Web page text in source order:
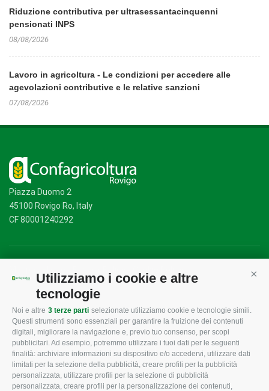
Utilizziamo i cookie e altre
tecnologie
Noi e altre 3 terze parti selezionate utilizziamo cookie e tecnologie simili.
Questi strumenti sono essenziali per garantire la fruizione dei contenuti
digitali, migliorare la navigazione e, previo tuo consenso, per scopi
pubblicitari. Ad esempio, potremmo utilizzare i tuoi dati per le seguenti
finalità: archiviare informazioni su dispositivo e/o accedervi, utilizzare dati
limitati per la selezione della pubblicità, creare profili per la pubblicità
personalizzata, utilizzare profili per la selezione di pubblicità
personalizzata, creare profili per la personalizzazione dei contenuti,
Riduzione contributiva per ultrasessantacinquenni
pensionati INPS
08/08/2026
Lavoro in agricoltura - Le condizioni per accedere alle
agevolazioni contributive e le relative sanzioni
07/08/2026
Piazza Duomo 2
45100 Rovigo Ro, Italy
CF 80001240292
CONFAGRICOLTURA
ROVIGO
L'Associazione
Missione e Progetto
Organigramma aziendale
CONFAGRICOLTURA
INFORMA
Tecnico
Fiscale
Lavoro